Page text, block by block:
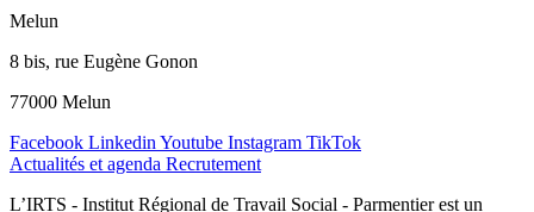
Melun
8 bis, rue Eugène Gonon
77000 Melun
Facebook Linkedin Youtube Instagram TikTok
Actualités et agenda Recrutement
L’IRTS - Institut Régional de Travail Social - Parmentier est un